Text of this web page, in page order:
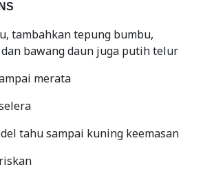
tambahkan tepung bumbu,
bawang daun juga putih telur
merata
tahu sampai kuning keemasan